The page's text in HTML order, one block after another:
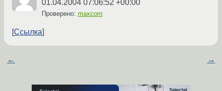
01.04.2004 07:06:52 +00:00
Проверено: maxcom
Ссылка
← →